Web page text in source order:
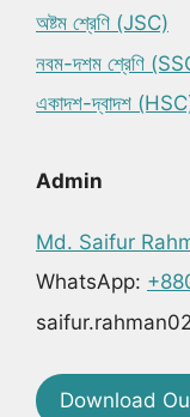
অষ্টম শ্রেণি (JSC)
নবম-দশম শ্রেণি
একাদশ-দ্বাদশ
Admin
Md. Saifur
WhatsApp:
Download